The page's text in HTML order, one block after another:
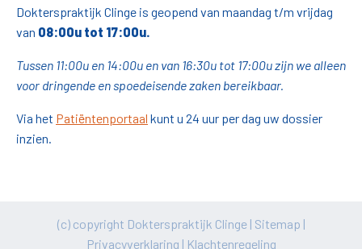
Dokterspraktijk Clinge is geopend van maandag t/m vrijdag
van 08:00u tot 17:00u.
Tussen 11:00u en 14:00u en van 16:30u tot 17:00u zijn we alleen
voor dringende en spoedeisende zaken bereikbaar.
Via het Patiëntenportaal kunt u 24 uur per dag uw dossier
inzien.
(c) copyright Dokterspraktijk Clinge | Sitemap |
Privacyverklaring | Klachtenregeling